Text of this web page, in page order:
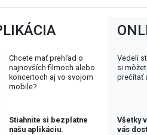
Chcete mať prehľad o
najnovších filmoch alebo
koncertoch aj vo svojom
mobile?
Stiahnite si bezplatne
našu aplikáciu.
Vedeli
si
prečítať
Všetky
vás